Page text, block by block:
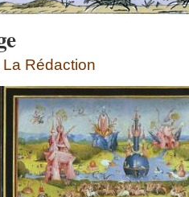
La Rédaction